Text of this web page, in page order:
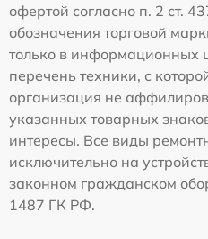
офертой согласно п. 2 ст.
обозначения торговой
только в информационных
перечень техники, с
организация не
указанных товарных
интересы. Все виды
исключительно на
законном гражданском
1487 ГК РФ.